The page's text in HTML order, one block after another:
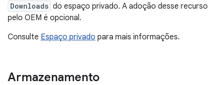
Downloads do espaço privado. A adoção desse recurso
pelo OEM é opcional.
Consulte Espaço privado para mais informações.
Armazenamento